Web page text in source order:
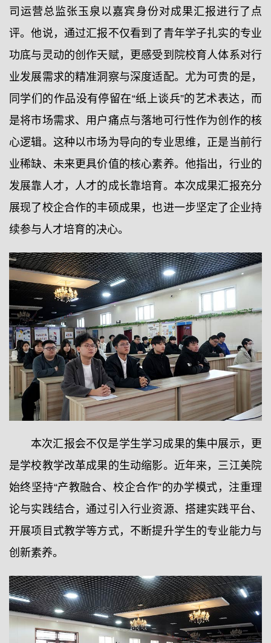
司运营总监张玉泉以嘉宾身份对成果汇报进行了点
评。他说，通过汇报不仅看到了青年学子扎实的专业
功底与灵动的创作天赋，更感受到院校育人体系对行
业发展需求的精准洞察与深度适配。尤为可贵的是，
同学们的作品没有停留在“纸上谈兵”的艺术表达，而
是将市场需求、用户痛点与落地可行性作为创作的核
心逻辑。这种以市场为导向的专业思维，正是当前行
业稀缺、未来更具价值的核心素养。他指出，行业的
发展靠人才，人才的成长靠培育。本次成果汇报充分
展现了校企合作的丰硕成果，也进一步坚定了企业持
续参与人才培育的决心。
本次汇报会不仅是学生学习成果的集中展示，更
是学校教学改革成果的生动缩影。近年来，三江美院
始终坚持“产教融合、校企合作”的办学模式，注重理
论与实践结合，通过引入行业资源、搭建实践平台、
开展项目式教学等方式，不断提升学生的专业能力与
创新素养。